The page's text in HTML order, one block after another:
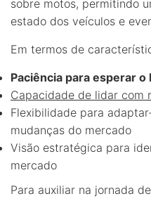
sobre motos, permitindo
estado dos veículos e
Em termos de
Paciência para esperar o
Capacidade de lidar com
Flexibilidade para
mudanças do mercado
Visão estratégica para
mercado
Para auxiliar na jornada